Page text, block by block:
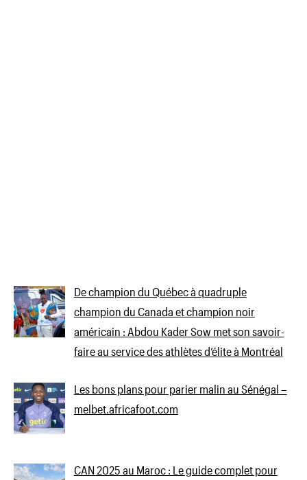
De champion du Québec à quadruple
champion du Canada et champion noir
américain : Abdou Kader Sow met son savoir-
faire au service des athlètes d’élite à Montréal
Les bons plans pour parier malin au Sénégal –
melbet.africafoot.com
CAN 2025 au Maroc : Le guide complet pour